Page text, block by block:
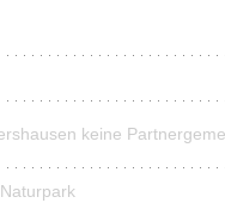
keine